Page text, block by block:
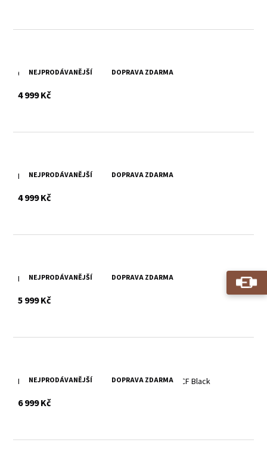
NEJPRODÁVANĚJŠÍ DOPRAVA ZDARMA
Černé dámské kožené sako GWReena Black
4 999 Kčs DPH
NEJPRODÁVANĚJŠÍ DOPRAVA ZDARMA
Růžové dámské kožené sako GWReena Pink
4 999 Kčs DPH
NEJPRODÁVANĚJŠÍ DOPRAVA ZDARMA
Krátká kožená bunda s límcem GWElfi Black
5 999 Kčs DPH
NEJPRODÁVANĚJŠÍ DOPRAVA ZDARMA
Dámská prodloužená kožená bunda GWYarike CF Black
6 999 Kčs DPH